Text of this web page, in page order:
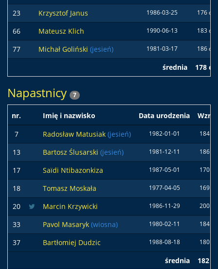
23 Krzysztof Janus 1986-03-25 176 cm
66 Mateusz Klich 1990-06-13 183 cm
77 Michał Goliński (jesień) 1981-03-17 186 cm
średnia 178
Napastnicy 7
nr. Imię i nazwisko Data urodzenia
7
Radosław Matusiak (jesień) 1982-01-01 184
13 Bartosz Ślusarski (jesień) 1981-12-11 186
17 Saïdi Ntibazonkiza 1987-05-01 170
18 Tomasz Moskała 1977-04-05 169
20 Marcin Krzywicki 1986-11-29 200
33 Pavol Masaryk (wiosna) 1980-02-11 184
37 Bartłomiej Dudzic 1988-08-18 180
średnia 182